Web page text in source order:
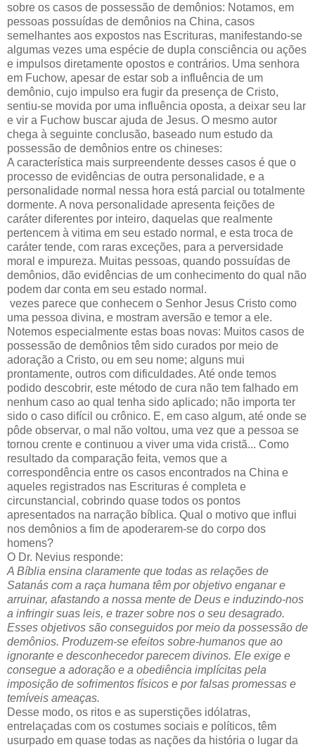
sobre os casos de possessão de demônios: Notamos, em
pessoas possuídas de demônios na China, casos
semelhantes aos expostos nas Escrituras, manifestando-se
algumas vezes uma espécie de dupla consciência ou ações
e impulsos diretamente opostos e contrários. Uma senhora
em Fuchow, apesar de estar sob a influência de um
demônio, cujo impulso era fugir da presença de Cristo,
sentiu-se movida por uma influência oposta, a deixar seu lar
e vir a Fuchow buscar ajuda de Jesus. O mesmo autor
chega à seguinte conclusão, baseado num estudo da
possessão de demônios entre os chineses:
A característica mais surpreendente desses casos é que o
processo de evidências de outra personalidade, e a
personalidade normal nessa hora está parcial ou totalmente
dormente. A nova personalidade apresenta feições de
caráter diferentes por inteiro, daquelas que realmente
pertencem à vitima em seu estado normal, e esta troca de
caráter tende, com raras exceções, para a perversidade
moral e impureza. Muitas pessoas, quando possuídas de
demônios, dão evidências de um conhecimento do qual não
podem dar conta em seu estado normal.
vezes parece que conhecem o Senhor Jesus Cristo como
uma pessoa divina, e mostram aversão e temor a ele.
Notemos especialmente estas boas novas: Muitos casos de
possessão de demônios têm sido curados por meio de
adoração a Cristo, ou em seu nome; alguns mui
prontamente, outros com dificuldades. Até onde temos
podido descobrir, este método de cura não tem falhado em
nenhum caso ao qual tenha sido aplicado; não importa ter
sido o caso difícil ou crônico. E, em caso algum, até onde se
pôde observar, o mal não voltou, uma vez que a pessoa se
tornou crente e continuou a viver uma vida cristã... Como
resultado da comparação feita, vemos que a
correspondência entre os casos encontrados na China e
aqueles registrados nas Escrituras é completa e
circunstancial, cobrindo quase todos os pontos
apresentados na narração bíblica. Qual o motivo que influi
nos demônios a fim de apoderarem-se do corpo dos
homens?
O Dr. Nevius responde:
A Bíblia ensina claramente que todas as relações de
Satanás com a raça humana têm por objetivo enganar e
arruinar, afastando a nossa mente de Deus e induzindo-nos
a infringir suas leis, e trazer sobre nos o seu desagrado.
Esses objetivos são conseguidos por meio da possessão de
demônios. Produzem-se efeitos sobre-humanos que ao
ignorante e desconhecedor parecem divinos. Ele exige e
consegue a adoração e a obediência implícitas pela
imposição de sofrimentos físicos e por falsas promessas e
temíveis ameaças.
Desse modo, os ritos e as superstições idólatras,
entrelaçadas com os costumes sociais e políticos, têm
usurpado em quase todas as nações da história o lugar da